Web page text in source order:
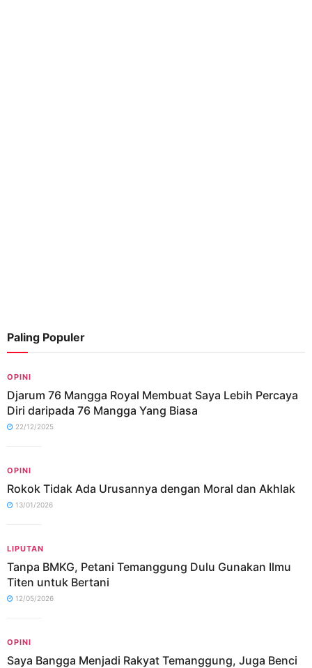
Paling Populer
OPINI
Djarum 76 Mangga Royal Membuat Saya Lebih Percaya
Diri daripada 76 Mangga Yang Biasa
22/12/2025
OPINI
Rokok Tidak Ada Urusannya dengan Moral dan Akhlak
13/01/2026
LIPUTAN
Tanpa BMKG, Petani Temanggung Dulu Gunakan Ilmu
Titen untuk Bertani
12/05/2026
OPINI
Saya Bangga Menjadi Rakyat Temanggung, Juga Benci